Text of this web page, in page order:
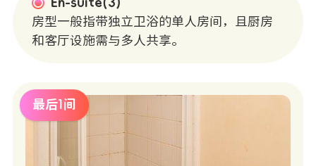
房型一般指带独立卫浴的单人房间，且厨房
和客厅设施需与多人共享。
最后1间